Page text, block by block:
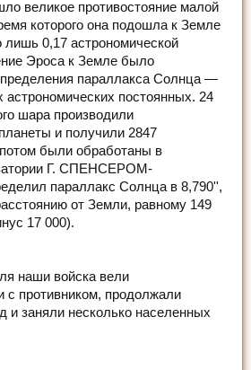
великое противостояние малой
которого она подошла к Земле
лишь 0,17 астрономической
Эроса к Земле было
параллакса Солнца —
постоянных. 24
шара производили
и получили 2847
были обработаны в
Г. СПЕНСЕРОМ-
параллакс Солнца в 8,790'',
от Земли, равному 149
17 000).
наши войска вели
с противником, продолжали
и заняли несколько населенных